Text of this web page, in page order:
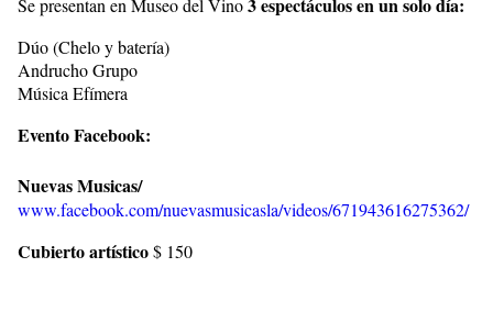
Dúo (Chelo y batería)
Andrucho Grupo
Música Efímera
Evento Facebook:
Nuevas Musicas/
www.facebook.com/nuevasmusicasla/videos/671943616275362/
Cubierto artístico$ 150